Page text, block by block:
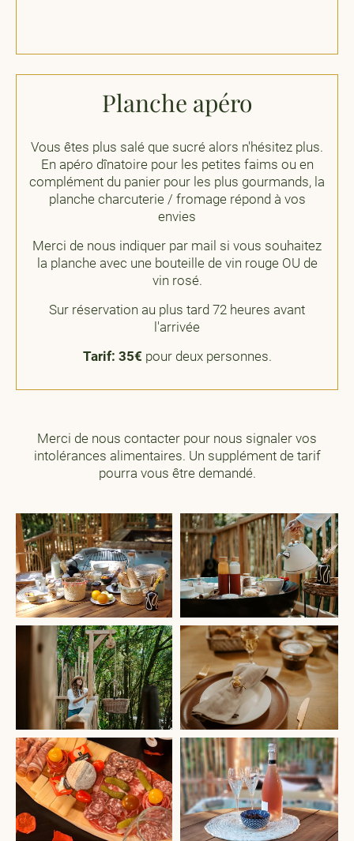
Planche apéro
Vous êtes plus salé que sucré alors n'hésitez plus.
En apéro dînatoire pour les petites faims ou en
complément du panier pour les plus gourmands, la
planche charcuterie / fromage répond à vos
envies
Merci de nous indiquer par mail si vous souhaitez
la planche avec une bouteille de vin rouge OU de
vin rosé.
Sur réservation au plus tard 72 heures avant
l'arrivée
Tarif: 35€ pour deux personnes.
Merci de nous contacter pour nous signaler vos
intolérances alimentaires. Un supplément de tarif
pourra vous être demandé.